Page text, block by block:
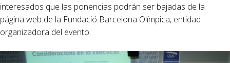
interesados que las ponencias podrán ser bajadas de la
página web de la Fundació Barcelona Olímpica, entidad
organizadora del evento.